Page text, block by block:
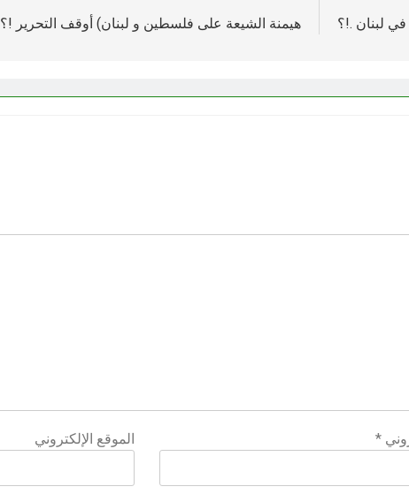
في لبنان .!؟
هيمنة الشيعة على فلسطين و لبنان) أوقف التحرير !؟
* الموقع الإلكتروني